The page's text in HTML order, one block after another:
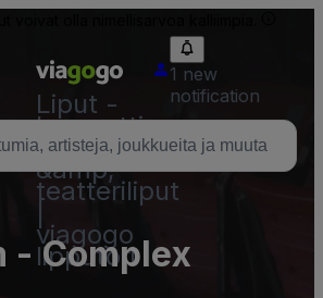
Liput -
konsertti,
urheilu
&amp;
teatteriliput
viagogo
lipputori
1 new
notification
- Complex